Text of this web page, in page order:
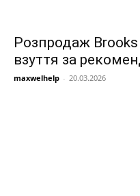
Розпродаж
взуття за
maxwelhelp - 20.03.2026